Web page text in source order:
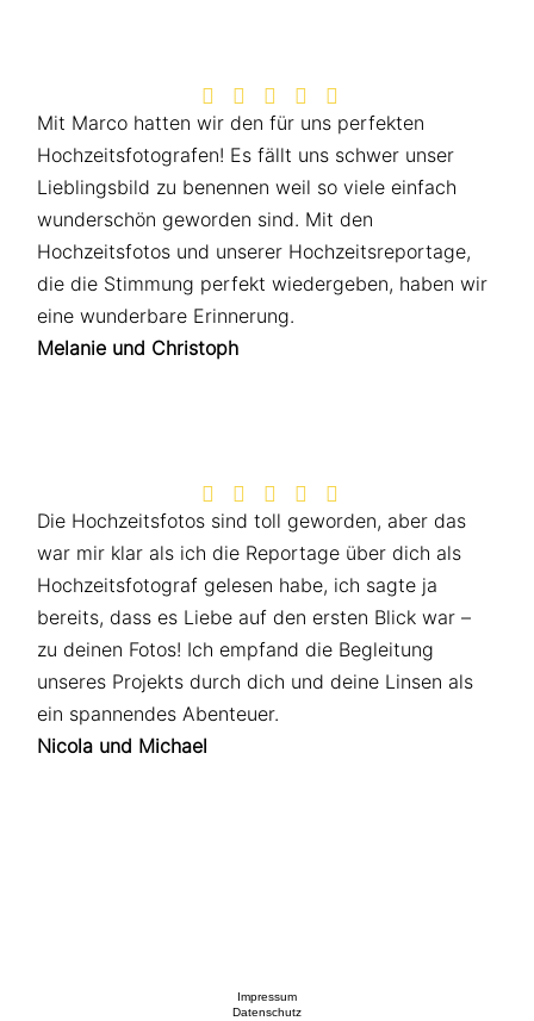
   

Mit Marco hatten wir den für uns perfekten
Hochzeits­fotografen! Es fällt uns schwer unser
Lieblingsbild zu benennen weil so viele einfach
wunder­schön geworden sind. Mit den
Hochzeitsfotos und unserer Hochzeitsreportage,
die die Stimmung perfekt wiedergeben, haben wir
eine wunderbare Erinnerung.
Melanie und Christoph
   

Die Hochzeitsfotos sind toll geworden, aber das
war mir klar als ich die Reportage über dich als
Hochzeitsfotograf gelesen habe, ich sagte ja
bereits, dass es Liebe auf den ersten Blick war –
zu deinen Fotos! Ich empfand die Begleitung
unseres Projekts durch dich und deine Linsen als
ein spannendes Abenteuer.
Nicola und Michael
Impressum
Datenschutz